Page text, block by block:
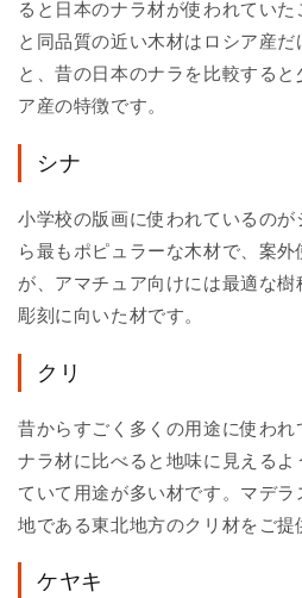
ると日本のナラ材が使われてい
と同品質の近い木材はロシア産
と、昔の日本のナラを比較する
ア産の特徴です。
シナ
小学校の版画に使われているの
ら最もポピュラーな木材で、案
が、アマチュア向けには最適な
彫刻に向いた材です。
クリ
昔からすごく多くの用途に使われ
ナラ材に比べると地味に見える
ていて用途が多い材です。マデ
地である東北地方のクリ材をご提
ケヤキ